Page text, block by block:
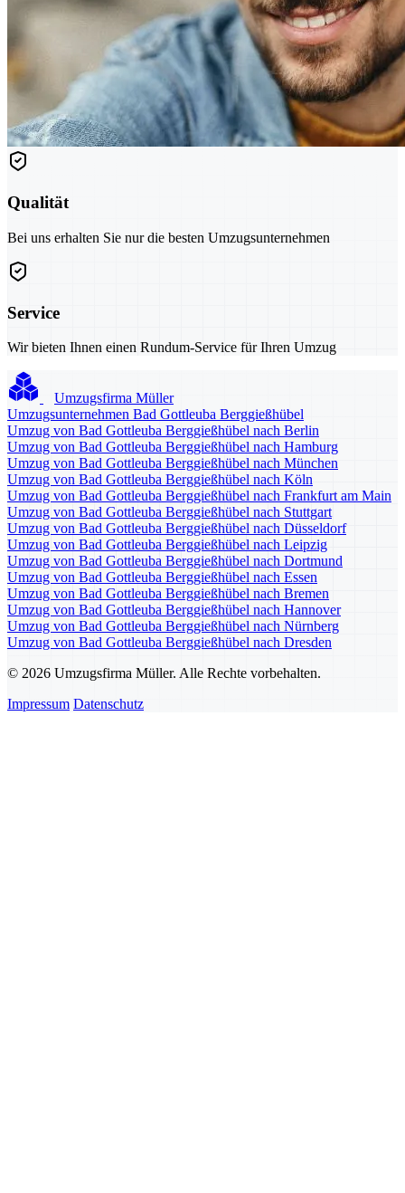
Qualität
Bei uns erhalten Sie nur die besten Umzugsunternehmen
Service
Wir bieten Ihnen einen Rundum-Service für Ihren Umzug
Umzugsfirma Müller
Umzugsunternehmen Bad Gottleuba Berggießhübel
Umzug von Bad Gottleuba Berggießhübel nach Berlin
Umzug von Bad Gottleuba Berggießhübel nach Hamburg
Umzug von Bad Gottleuba Berggießhübel nach München
Umzug von Bad Gottleuba Berggießhübel nach Köln
Umzug von Bad Gottleuba Berggießhübel nach Frankfurt am Main
Umzug von Bad Gottleuba Berggießhübel nach Stuttgart
Umzug von Bad Gottleuba Berggießhübel nach Düsseldorf
Umzug von Bad Gottleuba Berggießhübel nach Leipzig
Umzug von Bad Gottleuba Berggießhübel nach Dortmund
Umzug von Bad Gottleuba Berggießhübel nach Essen
Umzug von Bad Gottleuba Berggießhübel nach Bremen
Umzug von Bad Gottleuba Berggießhübel nach Hannover
Umzug von Bad Gottleuba Berggießhübel nach Nürnberg
Umzug von Bad Gottleuba Berggießhübel nach Dresden
© 2026 Umzugsfirma Müller. Alle Rechte vorbehalten.
Impressum Datenschutz